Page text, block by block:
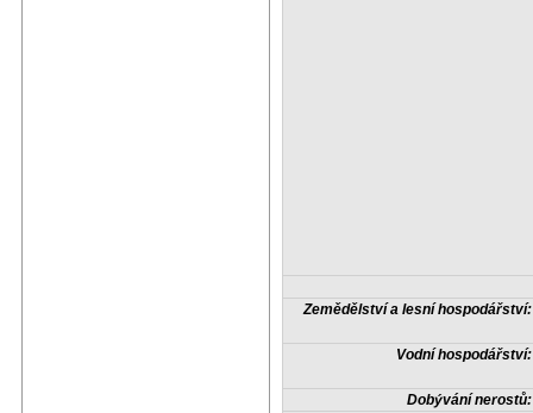
Zemědělství a lesní hospodářství:
Vodní hospodářství:
Dobývání nerostů: